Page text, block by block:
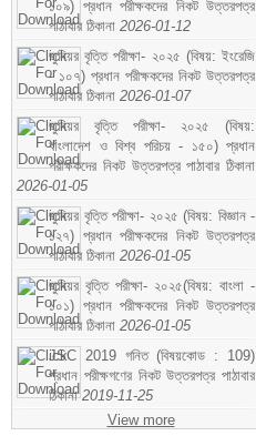
১০৯) প্রধান পরীক্ষকদের নিকট উত্তরপত্র
পাঠাবার ঠিকানা 2026-01-12
জুনিয়র বৃত্তি পরীক্ষা- ২০২৫ (বিষয়: ইংরেজি
- ১০৭) প্রধান পরীক্ষকদের নিকট উত্তরপত্র
পাঠাবার ঠিকানা 2026-01-07
জুনিয়র বৃত্তি পরীক্ষা- ২০২৫ (বিষয়:
বাংলাদেশ ও বিশ্ব পরিচয় - ১৫০) প্রধান
পরীক্ষকদের নিকট উত্তরপত্র পাঠাবার ঠিকানা
2026-01-05
জুনিয়র বৃত্তি পরীক্ষা- ২০২৫ (বিষয়: বিজ্ঞান -
১২৭) প্রধান পরীক্ষকদের নিকট উত্তরপত্র
পাঠাবার ঠিকানা 2026-01-05
জুনিয়র বৃত্তি পরীক্ষা- ২০২৫(বিষয়: বাংলা -
১০১) প্রধান পরীক্ষকদের নিকট উত্তরপত্র
পাঠাবার ঠিকানা 2026-01-05
JSC 2019 গনিত (বিষয়কোড : 109)
প্রধান পরীক্ষগণের নিকট উত্তরপত্র পাঠাবার
ঠিকানা2019-11-25
View more